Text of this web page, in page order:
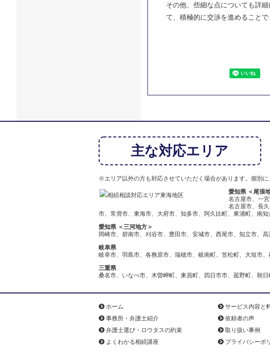
その他、些細な点についても詳
て、積極的に交渉を進めること
主な対応エリア
※エリア以外の方も対応させていただく場合があります。個別に
愛知県 ＜尾張
名古屋市、一
名古屋市、長
市、常滑市、東海市、大府市、知多市、阿久比町、東浦町、南
愛知県 ＜三河地方＞
岡崎市、碧南市、刈谷市、豊田市、安城市、西尾市、知立市、
岐阜県
岐阜市、羽島市、各務原市、瑞穂市、岐南町、笠松町、大垣市
三重県
桑名市、いなべ市、木曽岬町、東員町、四日市市、菰野町、朝
ホーム
事務所・弁護士紹介
弁護士選び・ロウタスの約束
よくわかる相続講座
サービス内容と
依頼者の声
取り扱い事例
プライバシーポ